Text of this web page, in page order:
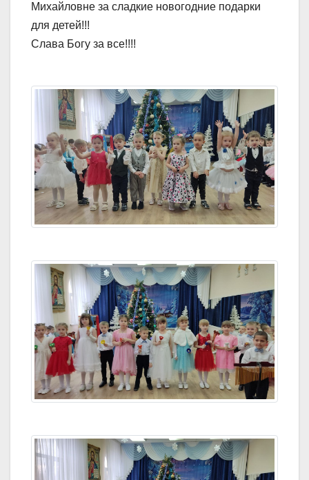
Михайловне за сладкие новогодние подарки
для детей!!!
Слава Богу за все!!!!